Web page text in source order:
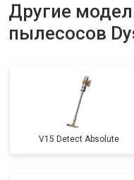
Другие
пылесосов
V15 Detect Absolute